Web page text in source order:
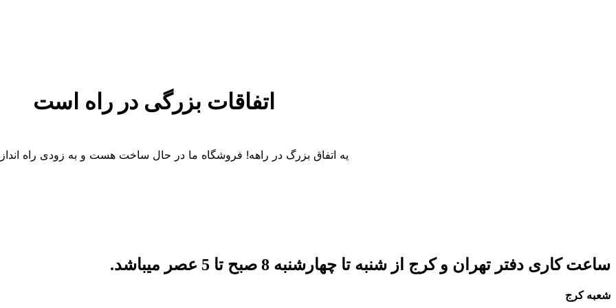
اتفاقات بزرگی در راه است
یه اتفاق بزرگ در راهه! فروشگاه ما در حال ساخت هست و به زودی راه
ساعت کاری دفتر تهران و کرج از شنبه تا چهارشنبه 8 صبح تا 5 عصر میباشد.
شعبه کرج